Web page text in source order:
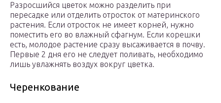
Разросшийся цветок можно разделить при
пересадке или отделить отросток от материнского
растения. Если отросток не имеет корней, нужно
поместить его во влажный сфагнум. Если корешки
есть, молодое растение сразу высаживается в почву.
Первые 2 дня его не следует поливать, необходимо
лишь увлажнять воздух вокруг цветка.
Черенкование